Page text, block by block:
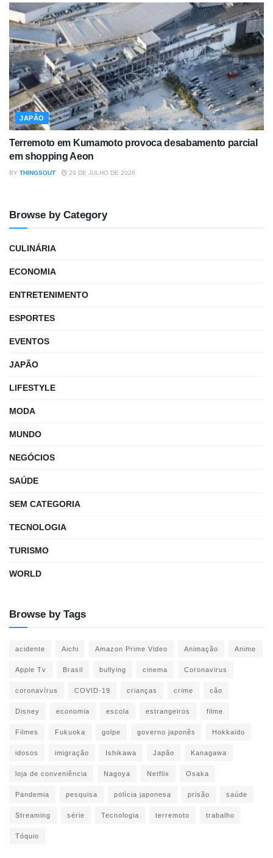
JAPÃO
Terremoto em Kumamoto provoca desabamento parcial
em shopping Aeon
BY THINGSOUT 29 DE JULHO DE 2026
Browse by Category
CULINÁRIA
ECONOMIA
ENTRETENIMENTO
ESPORTES
EVENTOS
JAPÃO
LIFESTYLE
MODA
MUNDO
NEGÓCIOS
SAÚDE
SEM CATEGORIA
TECNOLOGIA
TURISMO
WORLD
Browse by Tags
acidente Aichi Amazon Prime Video Animação Anime
Apple Tv Brasil bullying cinema Coronavirus
coronavírus COVID-19 crianças crime cão
Disney economia escola estrangeiros filme
Filmes Fukuoka golpe governo japonês Hokkaido
idosos imigração Ishikawa Japão Kanagawa
loja de conveniência Nagoya Netflix Osaka
Pandemia pesquisa polícia japonesa prisão saúde
Streaming série Tecnologia terremoto trabalho
Tóquio